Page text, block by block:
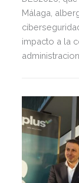
Málaga,
impacto a la
sectores